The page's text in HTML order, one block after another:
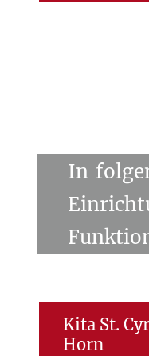
In
Kita St.
Horn